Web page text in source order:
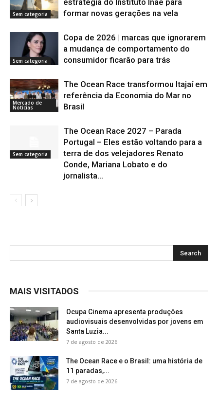
Sem categoria
formar novas gerações na vela
Sem categoria
Copa de 2026 | marcas que ignorarem
a mudança de comportamento do
consumidor ficarão para trás
Mercado de
Notícias
The Ocean Race transformou Itajaí em
referência da Economia do Mar no
Brasil
Sem categoria
The Ocean Race 2027 – Parada
Portugal – Eles estão voltando para a
terra de dos velejadores Renato
Conde, Mariana Lobato e do
jornalista...
MAIS VISITADOS
Ocupa Cinema apresenta produções
audiovisuais desenvolvidas por jovens em
Santa Luzia...
7 de agosto de 2026
The Ocean Race e o Brasil: uma história de
11 paradas,...
7 de agosto de 2026